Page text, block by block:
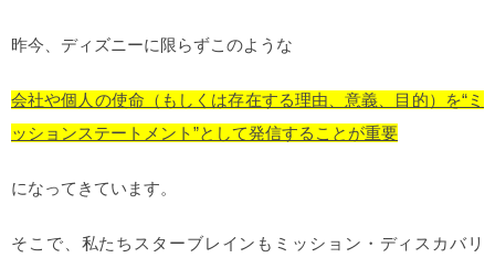
昨今、ディズニーに限らずこのような
会社や個人の使命（もしくは存在する理由、意義、目的）を“ミ
ッションステートメント”として発信することが重要
になってきています。
そこで、私たちスターブレインもミッション・ディスカバリ